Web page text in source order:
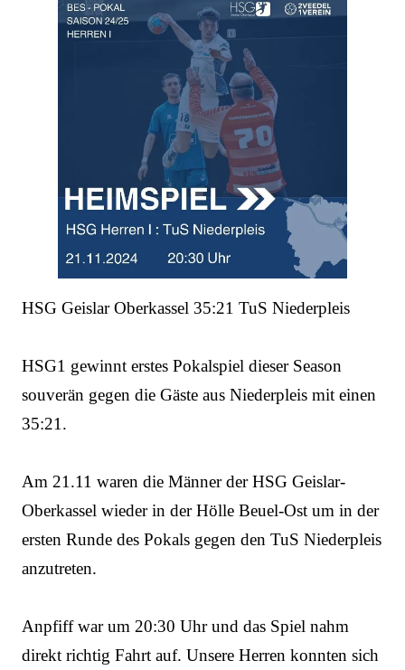
HSG Geislar Oberkassel 35:21 TuS Niederpleis
HSG1 gewinnt erstes Pokalspiel dieser Season
souverän gegen die Gäste aus Niederpleis mit einen
35:21.
Am 21.11 waren die Männer der HSG Geislar-
Oberkassel wieder in der Hölle Beuel-Ost um in der
ersten Runde des Pokals gegen den TuS Niederpleis
anzutreten.
Anpfiff war um 20:30 Uhr und das Spiel nahm
direkt richtig Fahrt auf. Unsere Herren konnten sich